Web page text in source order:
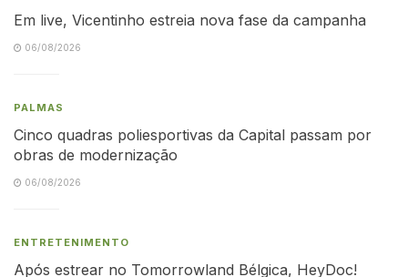
Em live, Vicentinho estreia nova fase da campanha
06/08/2026
PALMAS
Cinco quadras poliesportivas da Capital passam por
obras de modernização
06/08/2026
ENTRETENIMENTO
Após estrear no Tomorrowland Bélgica, HeyDoc!